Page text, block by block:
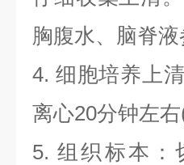
胸腹水、脑脊液
4. 细胞培养上
离心20分钟左
5. 组织标本：